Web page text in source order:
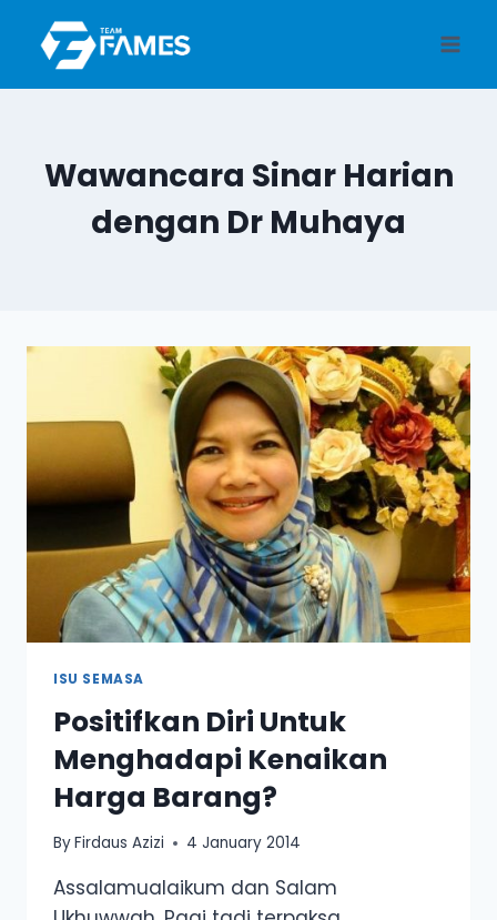
content
Wawancara Sinar Harian
dengan Dr Muhaya
ISU SEMASA
Positifkan Diri Untuk
Menghadapi Kenaikan
Harga Barang?
ByFirdaus Azizi 4 January 2014
Assalamualaikum dan Salam